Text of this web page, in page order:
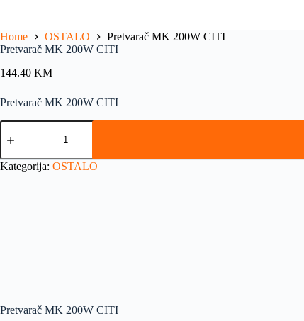
Home OSTALO
Pretvarač MK 200W CITI
Pretvarač MK 200W CITI
144.40 KM
Pretvarač MK 200W CITI
Kategorija: OSTALO
Pretvarač MK 200W CITI